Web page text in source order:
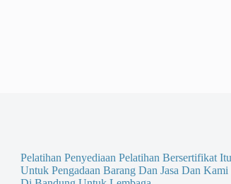
Pelatihan Penyediaan Pelatihan Bersertifikat
Untuk Pengadaan Barang Dan Jasa Dan Kami